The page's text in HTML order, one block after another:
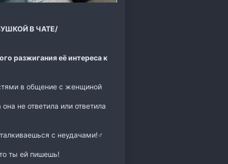
В ЧАТЕ/
разжигания её интереса к
в общение с женщиной
не ответила или ответила
с неудачами!‍♂️
ты ей пишешь!